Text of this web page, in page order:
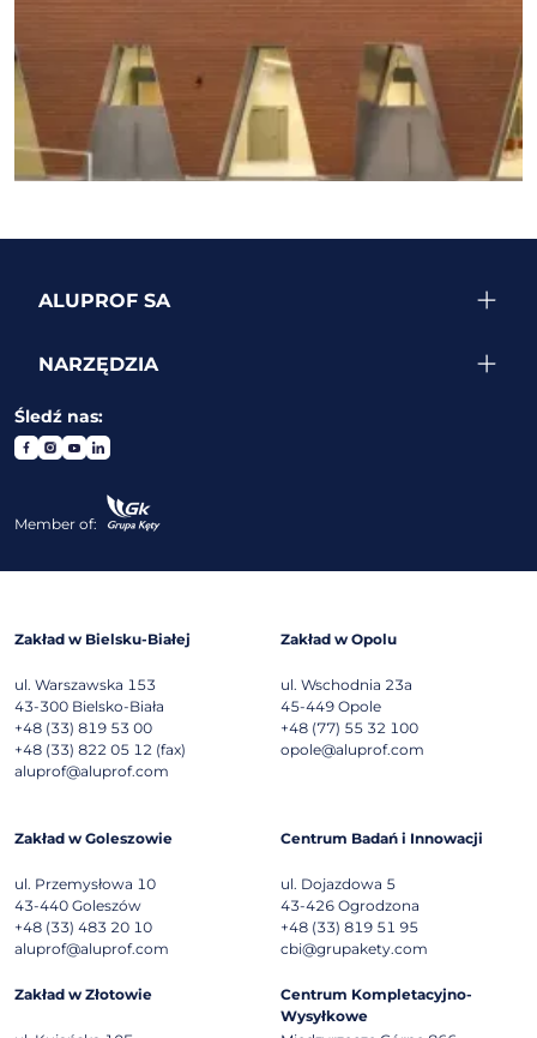
ZOBACZ WIĘCEJ REALIZACJI
ALUPROF SA
NARZĘDZIA
Śledź nas:
Member of:
Zakład w Bielsku-Białej
ul. Warszawska 153
43-300 Bielsko-Biała
+48 (33) 819 53 00
+48 (33) 822 05 12 (fax)
aluprof@aluprof.com
Zakład w Opolu
ul. Wschodnia 23a
45-449 Opole
+48 (77) 55 32 100
opole@aluprof.com
Zakład w Goleszowie
ul. Przemysłowa 10
43-440 Goleszów
+48 (33) 483 20 10
aluprof@aluprof.com
Centrum Badań i Innowacji
ul. Dojazdowa 5
43-426 Ogrodzona
+48 (33) 819 51 95
cbi@grupakety.com
Zakład w Złotowie
Centrum Kompletacyjno-
Wysyłkowe